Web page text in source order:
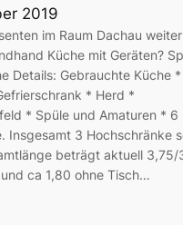
2019
im Raum Dachau
Küche mit Geräten?
Details: Gebrauchte Küche
* Herd *
* Spüle und Amaturen * 6
Insgesamt 3 Hochschränke
beträgt aktuell
ca 1,80 ohne Tisch…